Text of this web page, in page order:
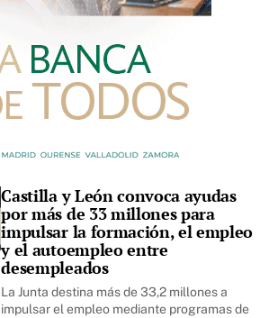
Castilla y León convoca ayudas
por más de 33 millones para
impulsar la formación, el empleo
y el autoempleo entre
desempleados
La Junta destina más de 33,2 millones a
impulsar el empleo mediante programas de